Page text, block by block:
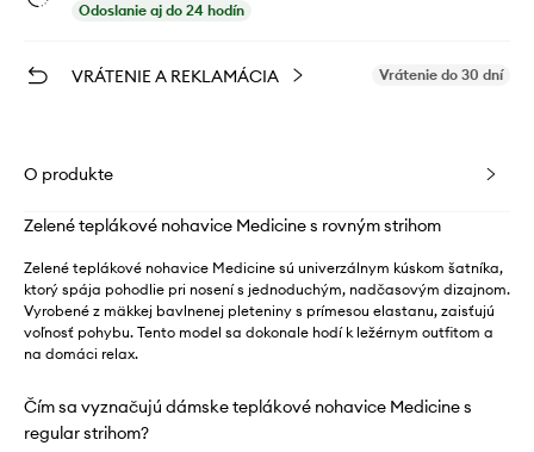
Odoslanie aj do 24 hodín
VRÁTENIE A REKLAMÁCIA Vrátenie do 30 dní
O produkte
Zelené teplákové nohavice Medicine s rovným strihom
Zelené teplákové nohavice Medicine sú univerzálnym kúskom šatníka,
ktorý spája pohodlie pri nosení s jednoduchým, nadčasovým dizajnom.
Vyrobené z mäkkej bavlnenej pleteniny s prímesou elastanu, zaisťujú
voľnosť pohybu. Tento model sa dokonale hodí k ležérnym outfitom a
na domáci relax.
Čím sa vyznačujú dámske teplákové nohavice Medicine s
regular strihom?